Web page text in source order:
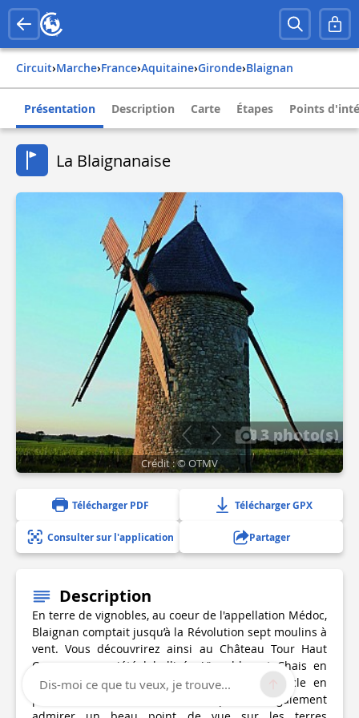
Circuit› Marche› france› aquitaine› gironde› blaignan
Présentation Description Carte Étapes Points
La Blaignanaise
3 photo(s)
Crédit : © OTMV
Télécharger PDF Télécharger GPX
Consulter sur l'application Partager
Description
En terre de vignobles, au coeur de l'appellation Médoc,
Blaignan comptait jusqu’à la Révolution sept moulins à
vent. Vous découvrirez ainsi au Château Tour Haut
Caussan, propriété labellisée Vignobles et Chais en
Bordelais, un moulin à vent du XVIIIème siècle en
parfait état de marche. Vous pourrez également
Dis-moi ce que tu veux, je trouve...